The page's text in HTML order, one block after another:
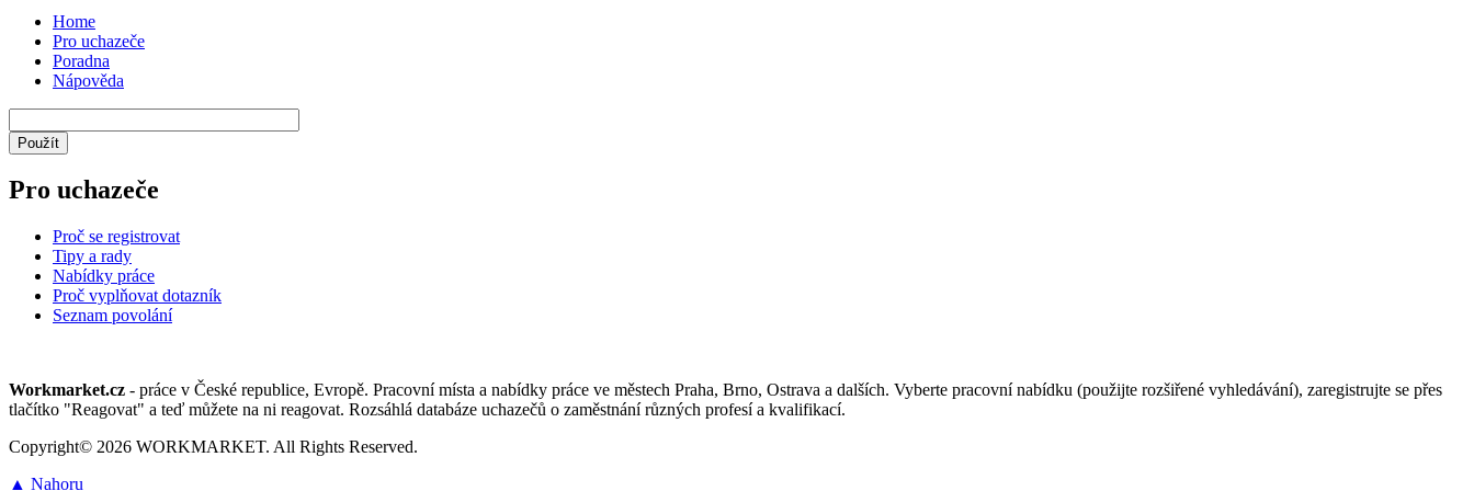
Home
Pro uchazeče
Poradna
Nápověda
Pro uchazeče
Proč se registrovat
Tipy a rady
Nabídky práce
Proč vyplňovat dotazník
Seznam povolání
Workmarket.cz - práce v České republice, Evropě. Pracovní místa a nabídky práce ve městech Praha, Brno, Ostrava a dalších. Vyberte pracovní nabídku (použijte rozšiřené vyhledávání), zaregistrujte se přes
tlačítko "Reagovat" a teď můžete na ni reagovat. Rozsáhlá databáze uchazečů o zaměstnání různých profesí a kvalifikací.
Copyright© 2026 WORKMARKET. All Rights Reserved.
▲ Nahoru